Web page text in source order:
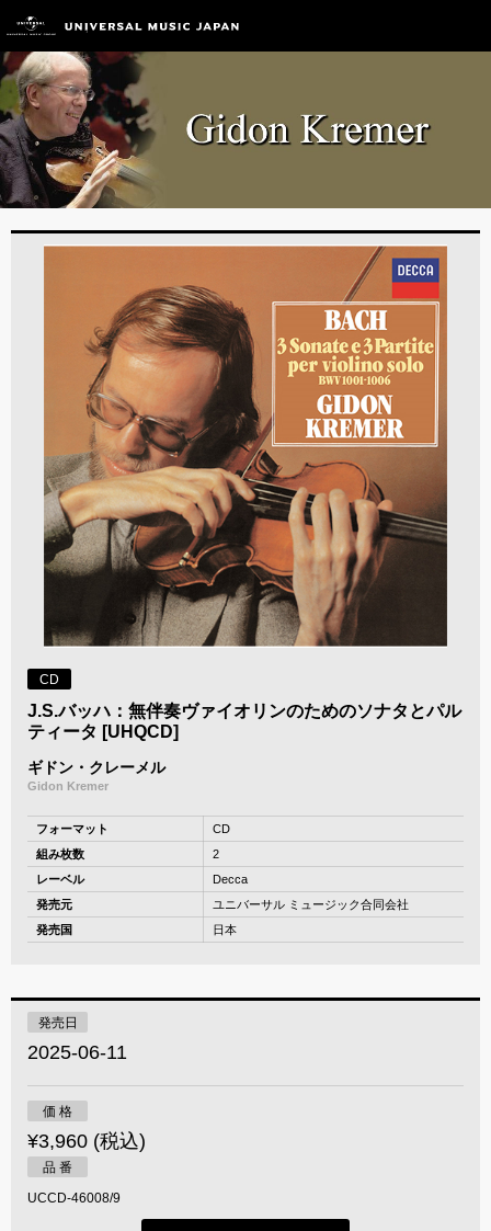
CD
J.S.バッハ：無伴奏ヴァイオリンのためのソナタとパル
ティータ [UHQCD]
ギドン・クレーメル
Gidon Kremer
フォーマット
CD
組み枚数
2
レーベル
Decca
発売元
ユニバーサル ミュージック合同会社
発売国
日本
発売日
2025-06-11
価 格
¥3,960 (税込)
品 番
UCCD-46008/9